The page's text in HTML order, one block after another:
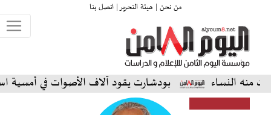
من نحن | هيئة التحرير |اتصل بنا
بودشارت يقود آلاف الأصوات في أمسية استثنائية